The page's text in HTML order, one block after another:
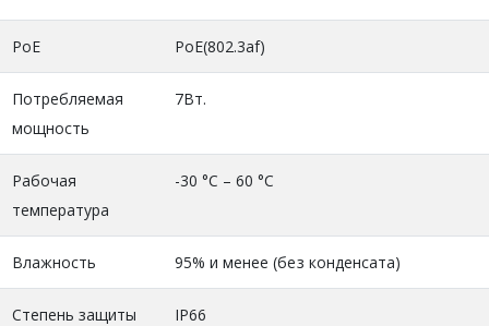
PoE PoE(802.3af)
Потребляемая
мощность
7Вт.
Рабочая
температура
-30 °C – 60 °C
Влажность 95% и менее (без конденсата)
Степень защиты IP66